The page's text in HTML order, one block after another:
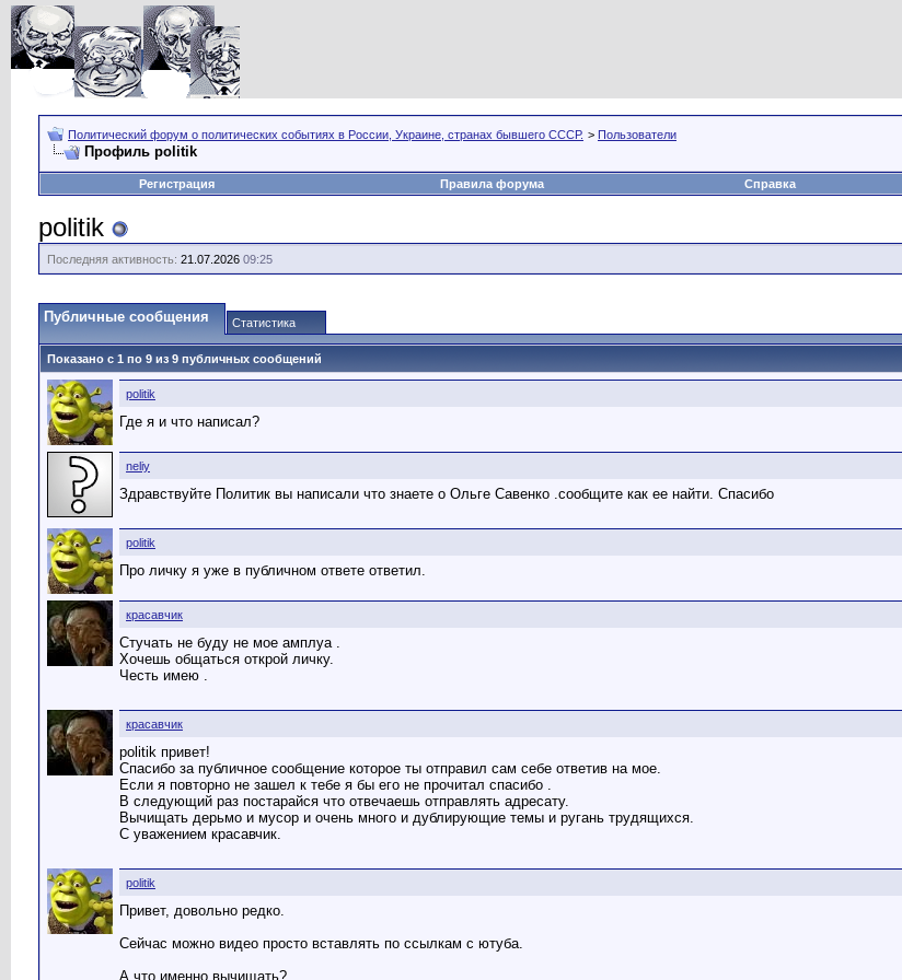
Политический форум о политических событиях в России, Украине, странах бывшего СССР. > Пользователи
Профиль politik
Регистрация Правила форума Справка
politik
Последняя активность: 21.07.2026 09:25
Публичные сообщения Статистика
Показано с 1 по 9 из 9 публичных сообщений
politik
Где я и что написал?
neliy
Здравствуйте Политик вы написали что знаете о Ольге Савенко .сообщите как ее найти. Спасибо
politik
Про личку я уже в публичном ответе ответил.
красавчик
Стучать не буду не мое амплуа .
Хочешь общаться открой личку.
Честь имею .
красавчик
politik привет!
Спасибо за публичное сообщение которое ты отправил сам себе ответив на мое.
Если я повторно не зашел к тебе я бы его не прочитал спасибо .
В следующий раз постарайся что отвечаешь отправлять адресату.
Вычищать дерьмо и мусор и очень много и дублирующие темы и ругань трудящихся.
С уважением красавчик.
politik
Привет, довольно редко.
Сейчас можно видео просто вставлять по ссылкам с ютуба.
А что именно вычищать?